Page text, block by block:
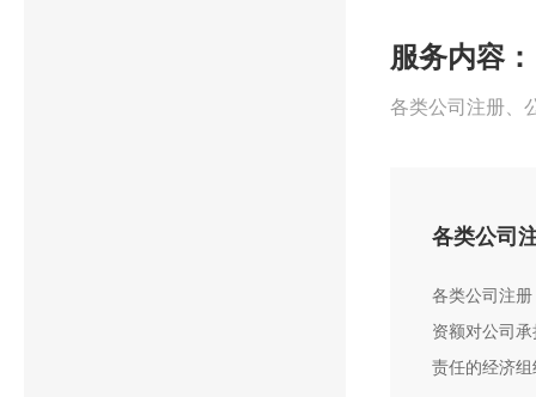
服务内容：
各类公司注册、
各类公司
各类公司注
资额对公司
责任的经济组